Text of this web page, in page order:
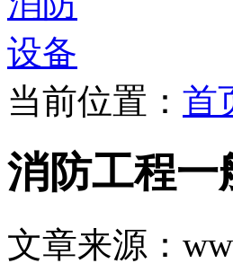
当前位置： 首
消防工程一
文章来源：